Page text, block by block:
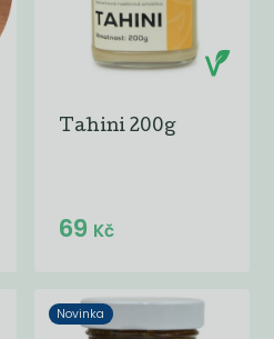
Tahini 200g
69 Kč
Novinka